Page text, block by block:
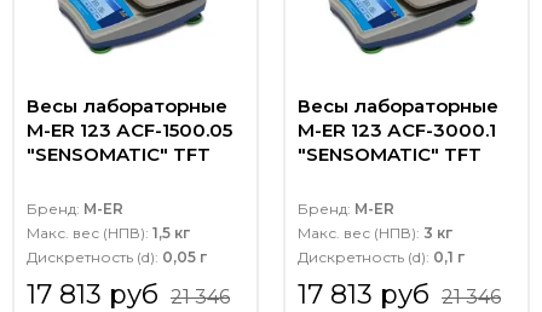
Весы лабораторные
M-ER 123 АCF-1500.05
"SENSOMATIC" TFT
Бренд: M-ER
Макс. вес (НПВ): 1,5 кг
Дискретность (d): 0,05 г
17 813 руб 21 346
Весы лабораторные
M-ER 123 АCF-3000.1
"SENSOMATIC" TFT
Бренд: M-ER
Макс. вес (НПВ): 3 кг
Дискретность (d): 0,1 г
17 813 руб 21 346